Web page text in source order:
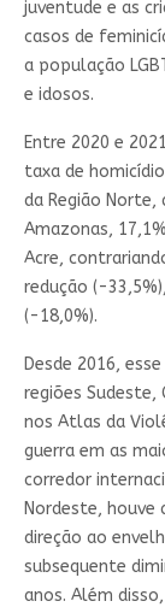
juventude e as
casos de
a população
e idosos.
Entre 2020 e
taxa de
da Região
Amazonas,
Acre,
redução (-
(-18,0%).
Desde 2016,
regiões
nos Atlas da
guerra em as
corredor
Nordeste, houve
direção ao
subsequente
anos. Além